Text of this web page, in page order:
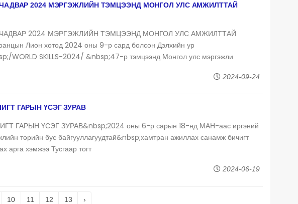
2024 МЭРГЭЖЛИЙН ТЭМЦЭЭНД МОНГОЛ УЛС АМЖИЛТТАЙ
2024 МЭРГЭЖЛИЙН ТЭМЦЭЭНД МОНГОЛ УЛС АМЖИЛТТАЙ
Лион хотод 2024 оны 9-р сард болсон Дэлхийн ур
WORLD SKILLS-2024/ &nbsp;47-р тэмцээнд Монгол улс мэргэжли
2024-09-24
ГАРЫН ҮСЭГ ЗУРАВ
ГАРЫН ҮСЭГ ЗУРАВ&nbsp;2024 оны 6-р сарын 18-нд МАН-аас иргэний
төрийн бус байгууллагуудтай&nbsp;хамтран ажиллах санамж бичигт
арга хэмжээ Тусгаар тогт
2024-06-19
10 11 12 13 ›